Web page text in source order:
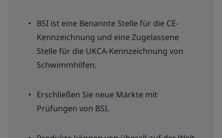
BSI ist eine Benannte Stelle für die CE-
Kennzeichnung und eine Zugelassene
Stelle für die UKCA-Kennzeichnung von
Schwimmhilfen.
Erschließen Sie neue Märkte mit
Prüfungen von BSI.